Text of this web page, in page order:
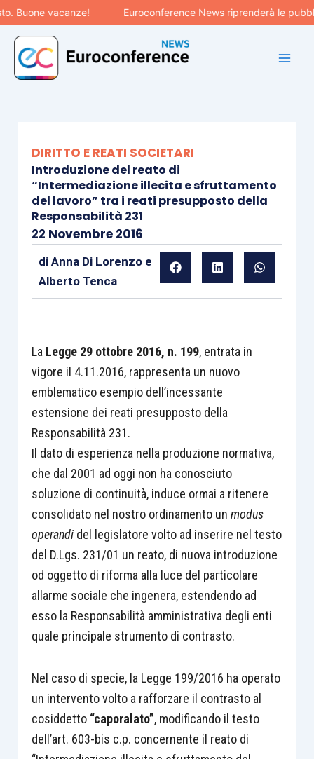
Vai
al
contenuto
vacanze! Euroconference News riprenderà le
DIRITTO E REATI SOCIETARI
Introduzione del reato di
“Intermediazione illecita e sfruttamento
del lavoro” tra i reati presupposto della
Responsabilità 231
22 Novembre 2016
di Anna Di Lorenzoe
Alberto Tenca
La Legge 29 ottobre 2016, n. 199, entrata in
vigore il 4.11.2016, rappresenta un nuovo
emblematico esempio dell’incessante
estensione dei reati presupposto della
Responsabilità 231.
Il dato di esperienza nella produzione normativa,
che dal 2001 ad oggi non ha conosciuto
soluzione di continuità, induce ormai a ritenere
consolidato nel nostro ordinamento un modus
operandidel legislatore volto ad inserire nel testo
del D.Lgs. 231/01 un reato, di nuova introduzione
od oggetto di riforma alla luce del particolare
allarme sociale che ingenera, estendendo ad
esso la Responsabilità amministrativa degli enti
quale principale strumento di contrasto.
Nel caso di specie, la Legge 199/2016 ha operato
un intervento volto a rafforzare il contrasto al
cosiddetto “caporalato”, modificando il testo
dell’art. 603-bis c.p. concernente il reato di